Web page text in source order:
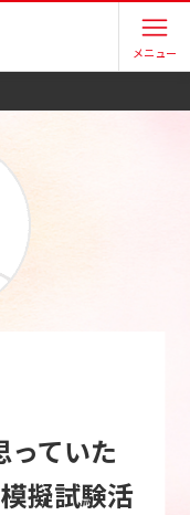
メニュー
っていた
擬試験活